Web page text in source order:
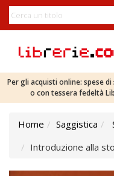
Per gli acquisti online: spese
o con tessera fedeltà
Home Saggistica
Introduzione alla